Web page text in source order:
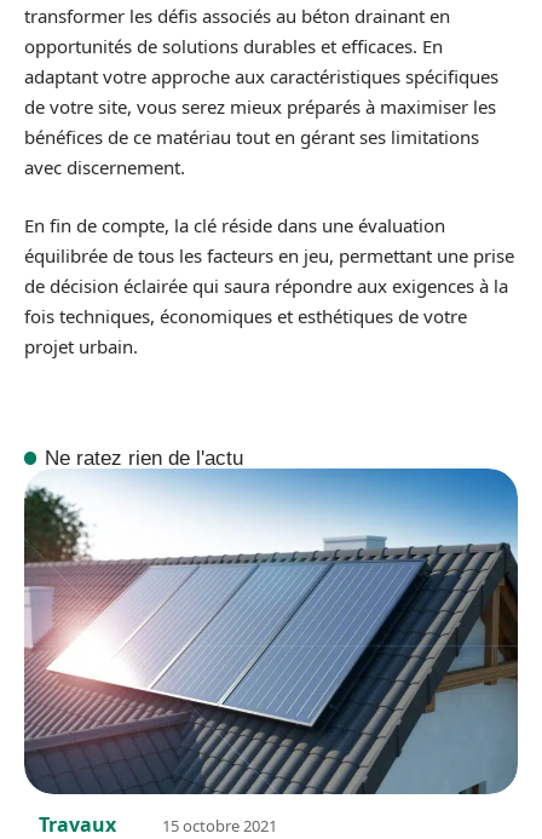
transformer les défis associés au béton drainant en
opportunités de solutions durables et efficaces. En
adaptant votre approche aux caractéristiques spécifiques
de votre site, vous serez mieux préparés à maximiser les
bénéfices de ce matériau tout en gérant ses limitations
avec discernement.
En fin de compte, la clé réside dans une évaluation
équilibrée de tous les facteurs en jeu, permettant une prise
de décision éclairée qui saura répondre aux exigences à la
fois techniques, économiques et esthétiques de votre
projet urbain.
Ne ratez rien de l'actu
Travaux 15 octobre 2021